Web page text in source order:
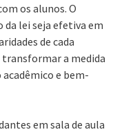
os alunos. O
da lei seja efetiva em
de cada
a medida
e bem-
em sala de aula